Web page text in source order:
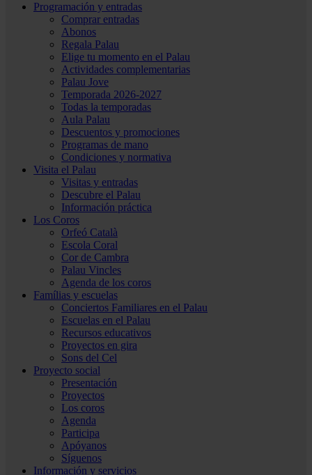
Programación y entradas
Comprar entradas
Abonos
Regala Palau
Elige tu momento en el Palau
Actividades complementarias
Palau Jove
Temporada 2026-2027
Todas la temporadas
Aula Palau
Descuentos y promociones
Programas de mano
Condiciones y normativa
Visita el Palau
Visitas y entradas
Descubre el Palau
Información práctica
Los Coros
Orfeó Català
Escola Coral
Cor de Cambra
Palau Vincles
Agenda de los coros
Famílias y escuelas
Conciertos Familiares en el Palau
Escuelas en el Palau
Recursos educativos
Proyectos en gira
Sons del Cel
Proyecto social
Presentación
Proyectos
Los coros
Agenda
Participa
Apóyanos
Síguenos
Información y servicios